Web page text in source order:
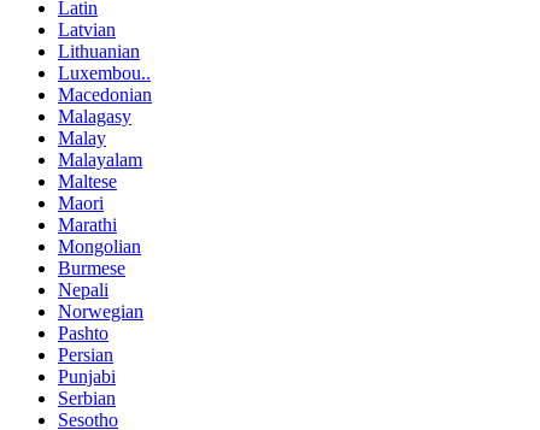
Latin
Latvian
Lithuanian
Luxembou..
Macedonian
Malagasy
Malay
Malayalam
Maltese
Maori
Marathi
Mongolian
Burmese
Nepali
Norwegian
Pashto
Persian
Punjabi
Serbian
Sesotho